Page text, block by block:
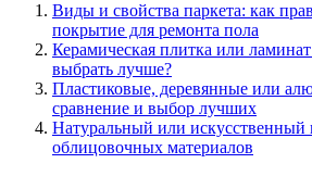
Виды и свойства паркета: как
покрытие для ремонта пола
Керамическая плитка или
выбрать лучше?
Пластиковые, деревянные или
сравнение и выбор лучших
Натуральный или искусственный
облицовочных материалов